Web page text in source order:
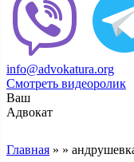
info@advokatura.org
Смотреть видеоролик
Ваш
Адвокат
Главная » »